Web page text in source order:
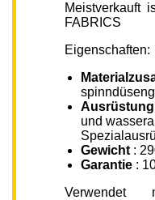
Meistverkauft
FABRICS
Eigenschaften:
Ausrüstung
und
Gewicht :
Garantie :